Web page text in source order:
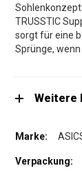
TRUSSTIC
sorgt für eine
Sprünge,
Weitere